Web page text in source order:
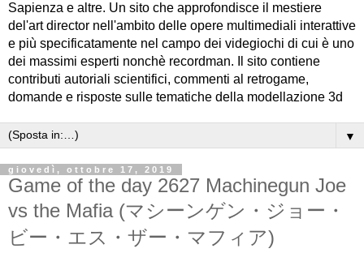
Sapienza e altre. Un sito che approfondisce il mestiere
del'art director nell'ambito delle opere multimediali interattive
e più specificatamente nel campo dei videgiochi di cui è uno
dei massimi esperti nonchè recordman. Il sito contiene
contributi autoriali scientifici, commenti al retrogame,
domande e risposte sulle tematiche della modellazione 3d
▼
giovedì, ottobre 17, 2019
Game of the day 2627 Machinegun Joe
vs the Mafia (マシーンゲン・ジョー・
ビー・エス・ザー・マフィア)